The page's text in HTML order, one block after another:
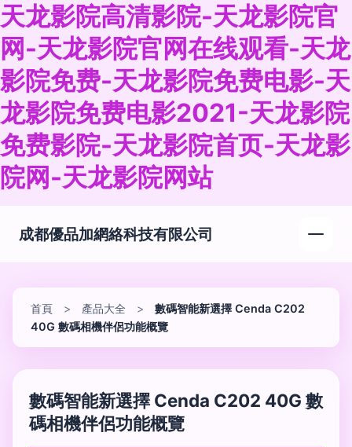
天龙影院高清影院-天龙影院官
网-天龙影院官网在线观看-天龙
影院免费-天龙影院免费电影-天
龙影院免费电影2021-天龙影院
免费影院-天龙影院首页-天龙影
院网-天龙影院网站
成都優品加網絡科技有限公司
首頁 > 產品大全 >
數碼智能新選擇 Cenda C202
40G 數碼相機伴侶功能概覽
數碼智能新選擇 Cenda C202 40G 數
碼相機伴侶功能概覽